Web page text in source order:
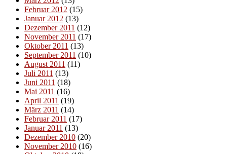
Februar 2012 (15)
Januar 2012 (13)
Dezember 2011 (12)
November 2011 (17)
Oktober 2011 (13)
September 2011 (10)
August 2011 (11)
Juli 2011 (13)
Juni 2011 (18)
Mai 2011 (16)
April 2011 (19)
März 2011 (14)
Februar 2011 (17)
Januar 2011 (13)
Dezember 2010 (20)
November 2010 (16)